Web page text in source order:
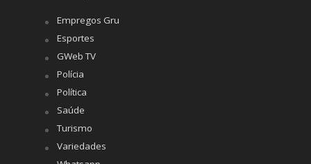
Empregos Gru
Esportes
GWeb TV
Polícia
Política
Saúde
Turismo
Variedades